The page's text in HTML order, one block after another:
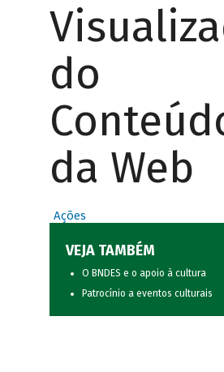
do
da Web
Ações
VEJA TAMBÉM
O BNDES e o apoio à cultura
Patrocínio a eventos culturais